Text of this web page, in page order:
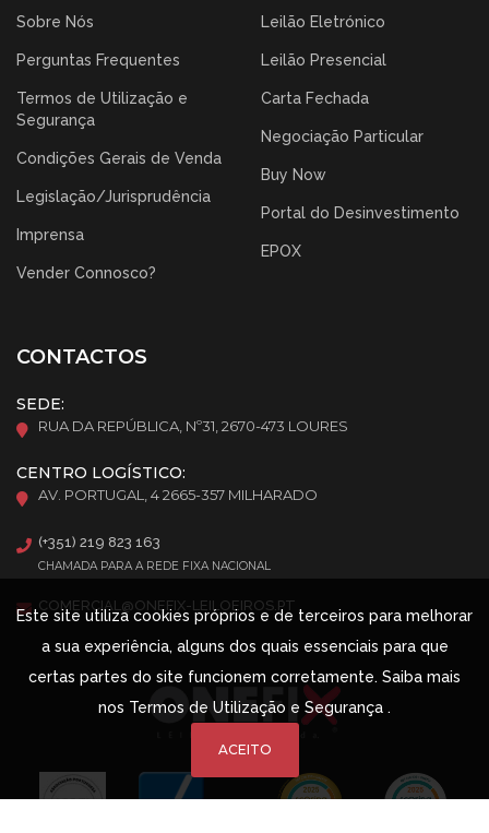
Sobre Nós
Perguntas Frequentes
Termos de Utilização e
Segurança
Condições Gerais de Venda
Legislação/Jurisprudência
Imprensa
Vender Connosco?
Leilão Eletrónico
Leilão Presencial
Carta Fechada
Negociação Particular
Buy Now
Portal do Desinvestimento
EPOX
CONTACTOS
SEDE:
RUA DA REPÚBLICA, Nº31, 2670-473 LOURES
CENTRO LOGÍSTICO:
AV. PORTUGAL, 4 2665-357 MILHARADO
(+351) 219 823 163
CHAMADA PARA A REDE FIXA NACIONAL
COMERCIAL@ONEFIX-LEILOEIROS.PT
Este site utiliza cookies próprios e de terceiros para melhorar
a sua experiência, alguns dos quais essenciais para que
certas partes do site funcionem corretamente. Saiba mais
nos Termos de Utilização e Segurança .
ACEITO